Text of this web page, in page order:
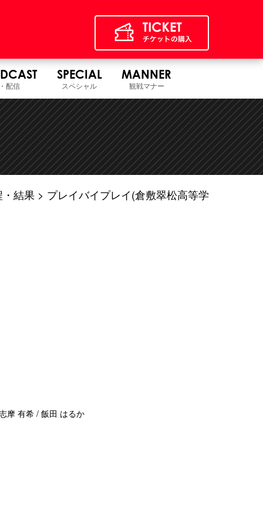
配信
SPECIAL
スペシャル
MANNER
観戦マナー
・結果
プレイバイプレイ(倉敷翠松高等学
摩 有希 / 飯田 はるか